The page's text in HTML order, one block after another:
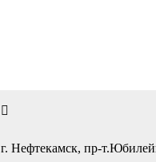
г. Нефтекамск, пр-